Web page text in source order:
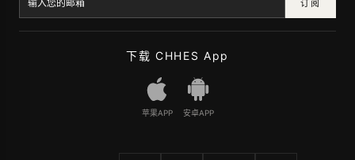
订阅
下载 CHHES App
苹果APP 安卓APP